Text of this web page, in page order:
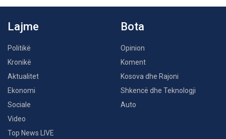
Lajme
Politikë
Kronikë
Aktualitet
Ekonomi
Sociale
Video
Top News LIVE
Bota
Opinion
Koment
Kosova dhe Rajoni
Shkencë dhe Teknologji
Auto